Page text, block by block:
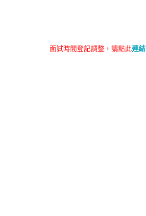
面試時間登記調整，請點此連結